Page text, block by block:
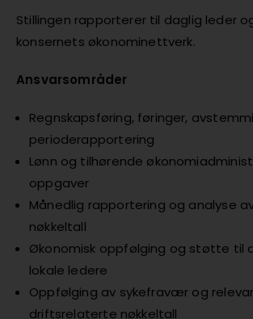
Stillingen rapporterer til daglig leder
konsernets økonominettverk.
Ansvarsområder
Regnskapsføring, føringer,
perioderapportering
Lønn og tilhørende
oppgaver
Månedlig rapportering og analyse
nøkkeltall
Økonomisk oppfølging og støtte til
lokale ledere
Oppfølging av sykefravær og
driftsrelaterte nøkkeltall